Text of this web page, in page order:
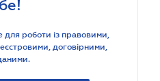
для роботи із правовими,
договірними,